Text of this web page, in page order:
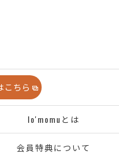
こちら
lo'momuとは
会員特典について